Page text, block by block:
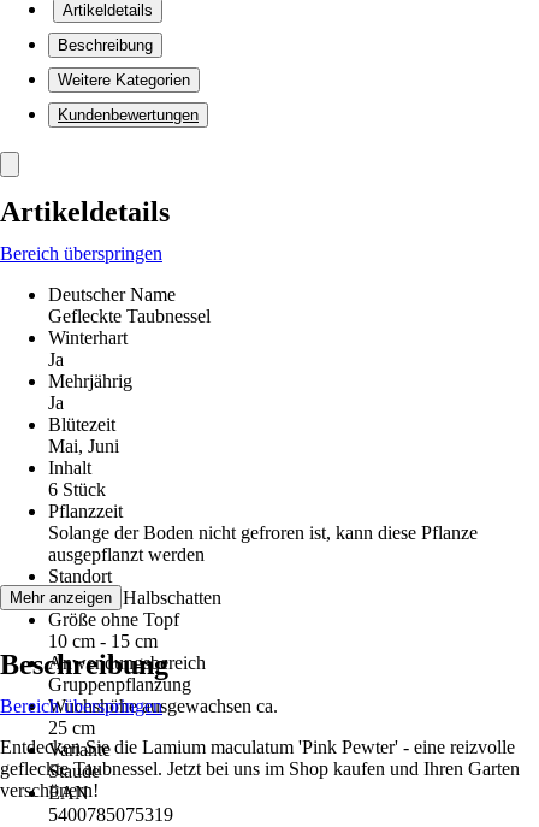
Artikeldetails
Beschreibung
Weitere Kategorien
Kundenbewertungen
Artikeldetails
Bereich überspringen
Deutscher Name
Gefleckte Taubnessel
Winterhart
Ja
Mehrjährig
Ja
Blütezeit
Mai, Juni
Inhalt
6 Stück
Pflanzzeit
Solange der Boden nicht gefroren ist, kann diese Pflanze
ausgepflanzt werden
Standort
Schatten, Halbschatten
Größe ohne Topf
10 cm - 15 cm
Anwendungsbereich
Gruppenpflanzung
Wuchshöhe ausgewachsen ca.
25 cm
Variante
Staude
EAN
5400785075319
Mehr anzeigen
Beschreibung
Bereich überspringen
Entdecken Sie die Lamium maculatum 'Pink Pewter' - eine reizvolle
gefleckte Taubnessel. Jetzt bei uns im Shop kaufen und Ihren Garten
verschönern!